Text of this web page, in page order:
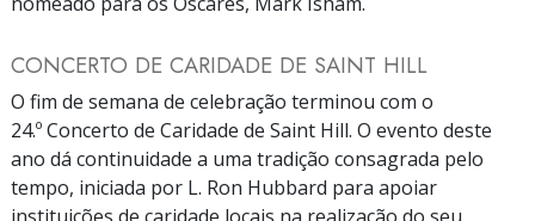
CONCERTO DE CARIDADE DE SAINT HILL
O fim de semana de celebração terminou com o
24.º Concerto de Caridade de Saint Hill. O evento deste
ano dá continuidade a uma tradição consagrada pelo
tempo, iniciada por L. Ron Hubbard para apoiar